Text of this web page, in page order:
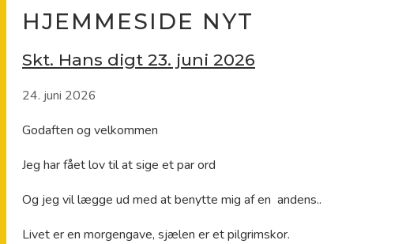
HJEMMESIDE NYT
Skt. Hans digt 23. juni 2026
24. juni 2026
Godaften og velkommen
Jeg har fået lov til at sige et par ord
Og jeg vil lægge ud med at benytte mig af en andens..
Livet er en morgengave, sjælen er et pilgrimskor.